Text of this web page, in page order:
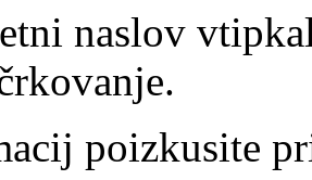
naslov
poizkusite